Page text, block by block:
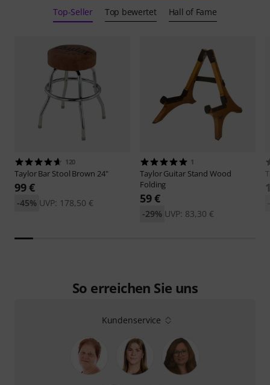
Top-Seller Top bewertet Hall of Fame
120
TaylorBar Stool Brown 24"
99 €
UVP: 178,50 €
-45%
1
TaylorGuitar Stand Wood
Folding
59 €
UVP: 83,30 €
-29%
So erreichen Sie uns
Kundenservice